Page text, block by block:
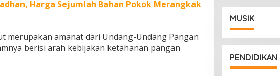
Harga Sejumlah Bahan Pokok Merangkak
merupakan amanat dari Undang-Undang Pangan
berisi arah kebijakan ketahanan pangan
MUSIK
PENDIDIKAN